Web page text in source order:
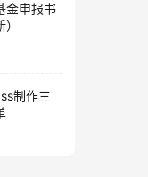
金申报书
制作三